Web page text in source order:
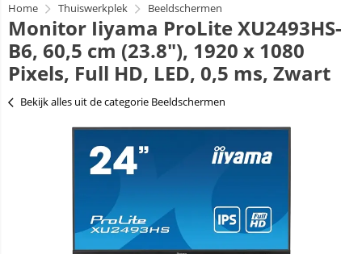
Home Thuiswerkplek Beeldschermen
Monitor Iiyama ProLite XU2493HS-
B6, 60,5 cm (23.8"), 1920 x 1080
Pixels, Full HD, LED, 0,5 ms, Zwart
Bekijk alles uit de categorie Beeldschermen